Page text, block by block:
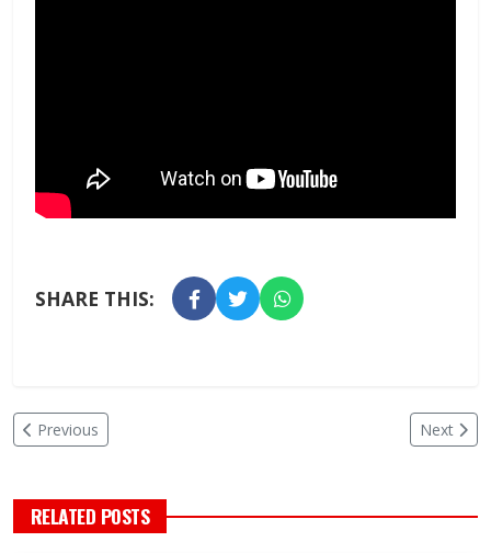
SHARE THIS:
Previous Next
RELATED POSTS